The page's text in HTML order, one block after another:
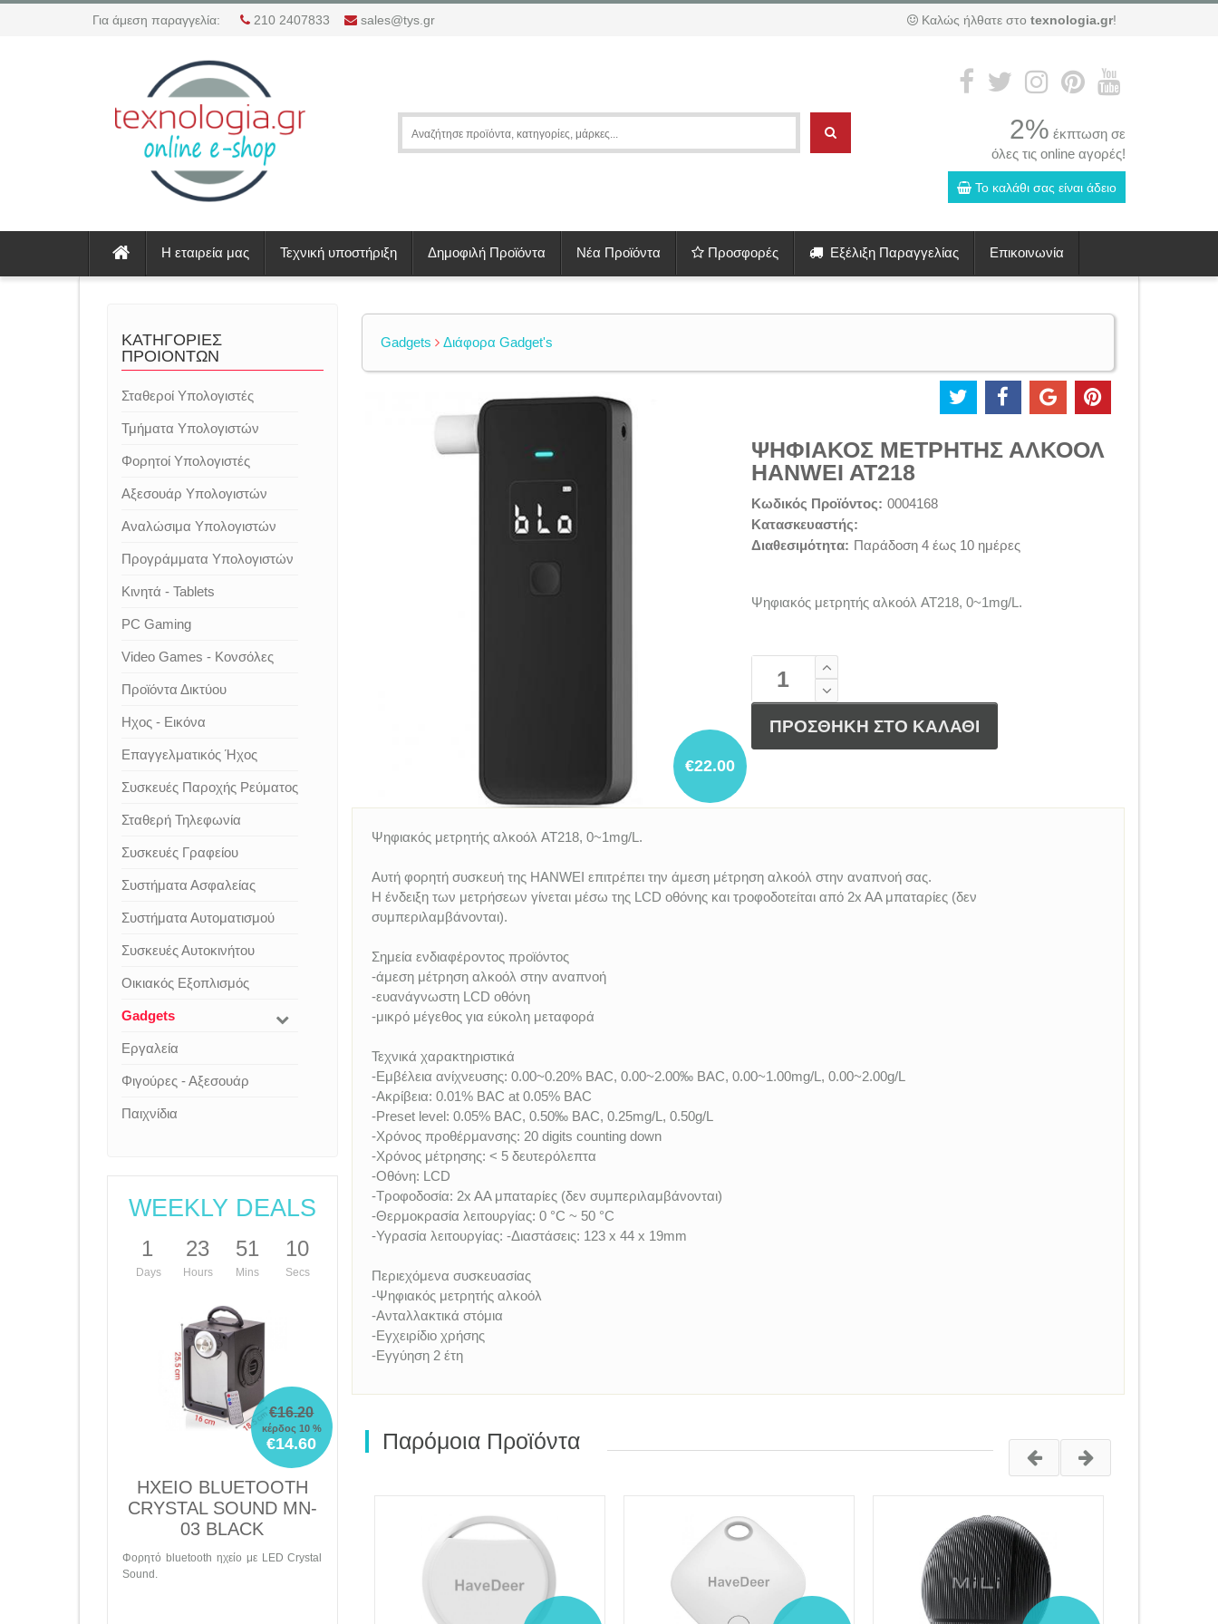
Για άμεση παραγγελία: 210 2407833 sales@tys.gr Καλώς ήλθατε στο texnologia.gr!
2% έκπτωση σε
όλες τις online αγορές!
Το καλάθι σας είναι άδειο
Η εταιρεία μας Τεχνική υποστήριξη Δημοφιλή Προϊόντα Νέα Προϊόντα Προσφορές Εξέλιξη Παραγγελίας Επικοινωνία
ΚΑΤΗΓΟΡΙΕΣ
ΠΡΟΙΟΝΤΩΝ
Σταθεροί Υπολογιστές
Τμήματα Υπολογιστών
Φορητοί Υπολογιστές
Αξεσουάρ Υπολογιστών
Αναλώσιμα Υπολογιστών
Προγράμματα Υπολογιστών
Κινητά - Tablets
PC Gaming
Video Games - Κονσόλες
Προϊόντα Δικτύου
Ηχος - Εικόνα
Επαγγελματικός Ήχος
Συσκευές Παροχής Ρεύματος
Σταθερή Τηλεφωνία
Συσκευές Γραφείου
Συστήματα Ασφαλείας
Συστήματα Αυτοματισμού
Συσκευές Αυτοκινήτου
Οικιακός Εξοπλισμός
Gadgets
Εργαλεία
Φιγούρες - Αξεσουάρ
Παιχνίδια
WEEKLY DEALS
1
Days
23
Hours
51
Mins
09
Secs
€16.20
κέρδος 10 %
€14.60
ΗΧΕΙΟ BLUETOOTH
CRYSTAL SOUND MN-
03 BLACK
Φορητό bluetooth ηχείο με LED Crystal
Sound.
Gadgets Διάφορα Gadget's
€22.00
ΨΗΦΙΑΚΟΣ ΜΕΤΡΗΤΗΣ ΑΛΚΟΟΛ
HANWEI AT218
Κωδικός Προϊόντος: 0004168
Κατασκευαστής:
Διαθεσιμότητα: Παράδοση 4 έως 10 ημέρες
Ψηφιακός μετρητής αλκοόλ AT218, 0~1mg/L.
ΠΡΟΣΘΗΚΗ ΣΤΟ ΚΑΛΑΘΙ
Ψηφιακός μετρητής αλκοόλ AT218, 0~1mg/L.
Αυτή φορητή συσκευή της HANWEI επιτρέπει την άμεση μέτρηση αλκοόλ στην αναπνοή σας.
Η ένδειξη των μετρήσεων γίνεται μέσω της LCD οθόνης και τροφοδοτείται από 2x AA μπαταρίες (δεν
συμπεριλαμβάνονται).
Σημεία ενδιαφέροντος προϊόντος
-άμεση μέτρηση αλκοόλ στην αναπνοή
-ευανάγνωστη LCD οθόνη
-μικρό μέγεθος για εύκολη μεταφορά
Τεχνικά χαρακτηριστικά
-Εμβέλεια ανίχνευσης: 0.00~0.20% BAC, 0.00~2.00‰ BAC, 0.00~1.00mg/L, 0.00~2.00g/L
-Ακρίβεια: 0.01% BAC at 0.05% BAC
-Preset level: 0.05% BAC, 0.50‰ BAC, 0.25mg/L, 0.50g/L
-Χρόνος προθέρμανσης: 20 digits counting down
-Χρόνος μέτρησης: < 5 δευτερόλεπτα
-Οθόνη: LCD
-Τροφοδοσία: 2x AA μπαταρίες (δεν συμπεριλαμβάνονται)
-Θερμοκρασία λειτουργίας: 0 °C ~ 50 °C
-Υγρασία λειτουργίας: -Διαστάσεις: 123 x 44 x 19mm
Περιεχόμενα συσκευασίας
-Ψηφιακός μετρητής αλκοόλ
-Ανταλλακτικά στόμια
-Εγχειρίδιο χρήσης
-Εγγύηση 2 έτη
Παρόμοια Προϊόντα